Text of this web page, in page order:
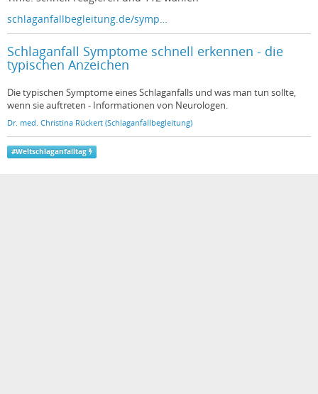
schlaganfallbegleitung.de/symp…
Schlaganfall Symptome schnell erkennen - die
typischen Anzeichen
Die typischen Symptome eines Schlaganfalls und was man tun sollte,
wenn sie auftreten - Informationen von Neurologen.
Dr. med. Christina Rückert (Schlaganfallbegleitung)
#Weltschlaganfalltag